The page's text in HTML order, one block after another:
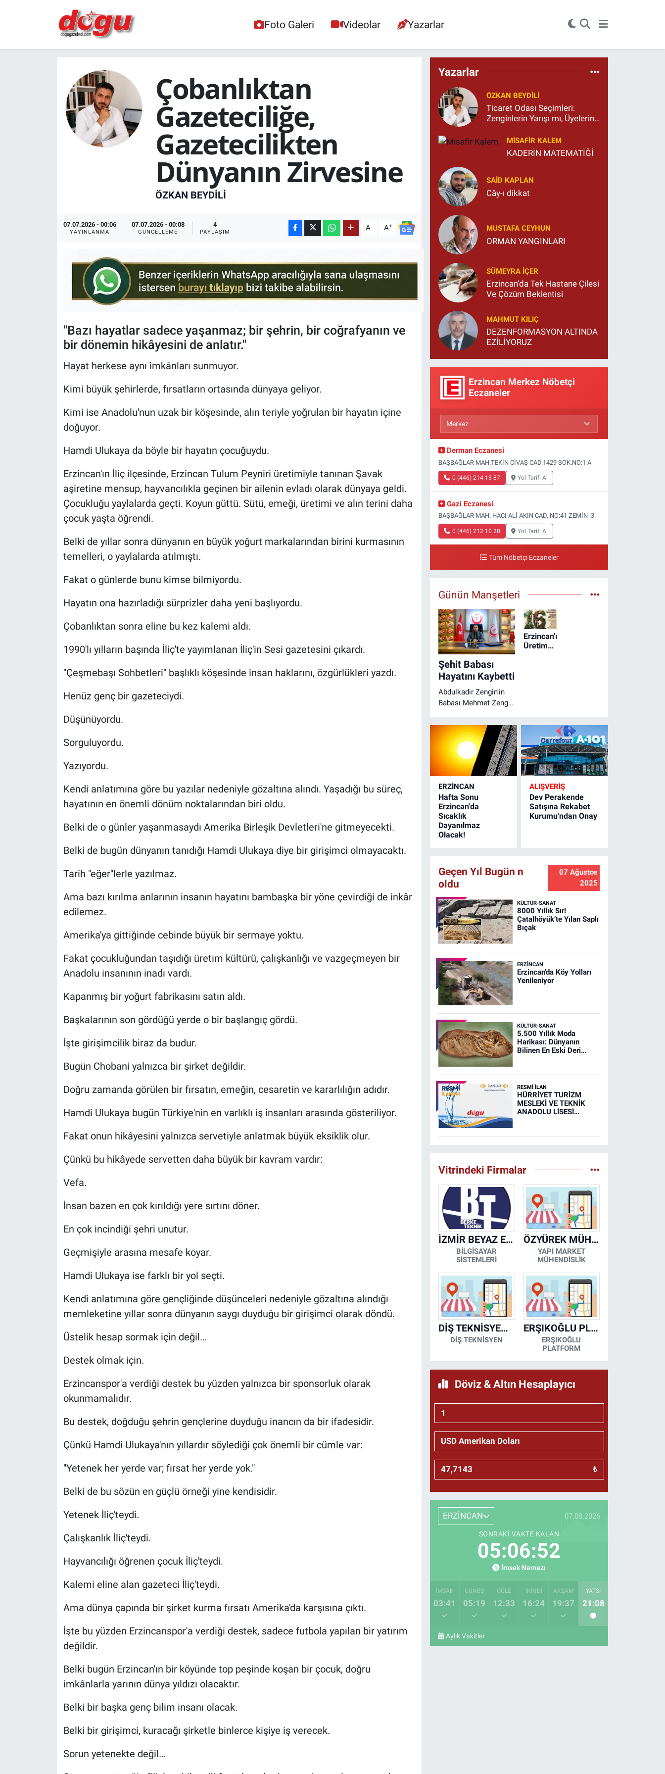
Foto Galeri Videolar Yazarlar
Çobanlıktan
Gazeteciliğe,
Gazetecilikten
Dünyanın Zirvesine
ÖZKAN BEYDİLİ
07.07.2026 - 00:06
YAYINLANMA
07.07.2026 - 00:08
GÜNCELLEME
4
PAYLAŞIM A- A+
"Bazı hayatlar sadece yaşanmaz; bir şehrin, bir coğrafyanın ve
bir dönemin hikâyesini de anlatır."
Hayat herkese aynı imkânları sunmuyor.
Kimi büyük şehirlerde, fırsatların ortasında dünyaya geliyor.
Kimi ise Anadolu'nun uzak bir köşesinde, alın teriyle yoğrulan bir hayatın içine
doğuyor.
Hamdi Ulukaya da böyle bir hayatın çocuğuydu.
Erzincan'ın İliç ilçesinde, Erzincan Tulum Peyniri üretimiyle tanınan Şavak
aşiretine mensup, hayvancılıkla geçinen bir ailenin evladı olarak dünyaya geldi.
Çocukluğu yaylalarda geçti. Koyun güttü. Sütü, emeği, üretimi ve alın terini daha
çocuk yaşta öğrendi.
Belki de yıllar sonra dünyanın en büyük yoğurt markalarından birini kurmasının
temelleri, o yaylalarda atılmıştı.
Fakat o günlerde bunu kimse bilmiyordu.
Hayatın ona hazırladığı sürprizler daha yeni başlıyordu.
Çobanlıktan sonra eline bu kez kalemi aldı.
1990'lı yılların başında İliç'te yayımlanan İliç'in Sesi gazetesini çıkardı.
"Çeşmebaşı Sohbetleri" başlıklı köşesinde insan haklarını, özgürlükleri yazdı.
Henüz genç bir gazeteciydi.
Düşünüyordu.
Sorguluyordu.
Yazıyordu.
Kendi anlatımına göre bu yazılar nedeniyle gözaltına alındı. Yaşadığı bu süreç,
hayatının en önemli dönüm noktalarından biri oldu.
Belki de o günler yaşanmasaydı Amerika Birleşik Devletleri'ne gitmeyecekti.
Belki de bugün dünyanın tanıdığı Hamdi Ulukaya diye bir girişimci olmayacaktı.
Tarih "eğer"lerle yazılmaz.
Ama bazı kırılma anlarının insanın hayatını bambaşka bir yöne çevirdiği de inkâr
edilemez.
Amerika'ya gittiğinde cebinde büyük bir sermaye yoktu.
Fakat çocukluğundan taşıdığı üretim kültürü, çalışkanlığı ve vazgeçmeyen bir
Anadolu insanının inadı vardı.
Kapanmış bir yoğurt fabrikasını satın aldı.
Başkalarının son gördüğü yerde o bir başlangıç gördü.
İşte girişimcilik biraz da budur.
Bugün Chobani yalnızca bir şirket değildir.
Doğru zamanda görülen bir fırsatın, emeğin, cesaretin ve kararlılığın adıdır.
Hamdi Ulukaya bugün Türkiye'nin en varlıklı iş insanları arasında gösteriliyor.
Fakat onun hikâyesini yalnızca servetiyle anlatmak büyük eksiklik olur.
Çünkü bu hikâyede servetten daha büyük bir kavram vardır:
Vefa.
İnsan bazen en çok kırıldığı yere sırtını döner.
En çok incindiği şehri unutur.
Geçmişiyle arasına mesafe koyar.
Hamdi Ulukaya ise farklı bir yol seçti.
Kendi anlatımına göre gençliğinde düşünceleri nedeniyle gözaltına alındığı
memleketine yıllar sonra dünyanın saygı duyduğu bir girişimci olarak döndü.
Üstelik hesap sormak için değil…
Destek olmak için.
Erzincanspor'a verdiği destek bu yüzden yalnızca bir sponsorluk olarak
okunmamalıdır.
Bu destek, doğduğu şehrin gençlerine duyduğu inancın da bir ifadesidir.
Çünkü Hamdi Ulukaya'nın yıllardır söylediği çok önemli bir cümle var:
"Yetenek her yerde var; fırsat her yerde yok."
Belki de bu sözün en güçlü örneği yine kendisidir.
Yetenek İliç'teydi.
Çalışkanlık İliç'teydi.
Hayvancılığı öğrenen çocuk İliç'teydi.
Kalemi eline alan gazeteci İliç'teydi.
Ama dünya çapında bir şirket kurma fırsatı Amerika'da karşısına çıktı.
İşte bu yüzden Erzincanspor'a verdiği destek, sadece futbola yapılan bir yatırım
değildir.
Belki bugün Erzincan'ın bir köyünde top peşinde koşan bir çocuk, doğru
imkânlarla yarının dünya yıldızı olacaktır.
Belki bir başka genç bilim insanı olacak.
Belki bir girişimci, kuracağı şirketle binlerce kişiye iş verecek.
Sorun yetenekte değil…
Yazarlar
ÖZKAN BEYDİLİ
Ticaret Odası Seçimleri:
Zenginlerin Yarışı mı, Üyelerin
MISAFIR KALEM
KADERİN MATEMATİĞİ
SAID KAPLAN
Cây-ı dikkat
MUSTAFA CEYHUN
ORMAN YANGINLARI
SÜMEYRA İÇER
Erzincan'da Tek Hastane Çilesi
Ve Çözüm Beklentisi
MAHMUT KILIÇ
DEZENFORMASYON ALTINDA
EZİLİYORUZ
Erzincan Merkez Nöbetçi
Eczaneler
Derman Eczanesi
BAŞBAĞLAR MAH.TEKİN CİVAŞ CAD.1429 SOK.NO:1 A
0 (446) 214 13 87 Yol Tarifi Al
Gazi Eczanesi
BAŞBAĞLAR MAH. HACI ALİ AKIN CAD. NO:41 ZEMİN :3
0 (446) 212 10 20 Yol Tarifi Al
Tüm Nöbetçi Eczaneler
Günün Manşetleri
Şehit Babası
Hayatını Kaybetti
Abdulkadir Zengin'in
Babası Mehmet Zengin
Erzincan'ın
Üretim
ERZINCAN
Hafta Sonu
Erzincan'da
Sıcaklık
Dayanılmaz
Olacak!
ALIŞVERİŞ
Dev Perakende
Satışına Rekabet
Kurumu'ndan Onay
Geçen Yıl Bugün n
oldu
07 Ağustos
2025
KÜLTÜR-SANAT
8000 Yıllık Sır!
Çatalhöyük’te Yılan Saplı
Bıçak
ERZINCAN
Erzincan’da Köy Yolları
Yenileniyor
KÜLTÜR-SANAT
5.500 Yıllık Moda
Harikası: Dünyanın
Bilinen En Eski Deri
RESMİ İLAN
HÜRRİYET TURİZM
MESLEKİ VE TEKNİK
ANADOLU LİSESİ
YEMEKHANELERİNİN
Vitrindeki Firmalar
İZMİR BEYAZ EŞYA KLİMA KOMBİ SERVİSİ
BİLGİSAYAR
SİSTEMLERİ
ÖZYÜREK MÜHENDİSLİK
YAPI MARKET
MÜHENDİSLİK
DİŞ TEKNİSYENİ- MESUT KORKMAZ
DİŞ TEKNİSYEN
ERŞIKOĞLU PLATFORM
ERŞIKOĞLU
PLATFORM
Döviz & Altın Hesaplayıcı
₺
ERZİNCAN 07.08.2026
SONRAKI VAKTE KALAN
05:06:51
İmsak Namazı
İMSAK
03:41
GÜNEŞ
05:19
ÖĞLE
12:33
İKINDI
16:24
AKŞAM
19:37
YATSI
21:08
Aylık Vakitler
ERZINCAN
ERZİNCAN FOTOĞRAFLARI
Yerel Haber
RESMİ İLAN